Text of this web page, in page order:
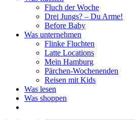
Fluch der Woche
Drei Jungs? – Du Arme!
Before Baby
Was unternehmen
Flinke Fluchten
Latte Locations
Mein Hamburg
Pärchen-Wochenenden
Reisen mit Kids
Was lesen
Was shoppen